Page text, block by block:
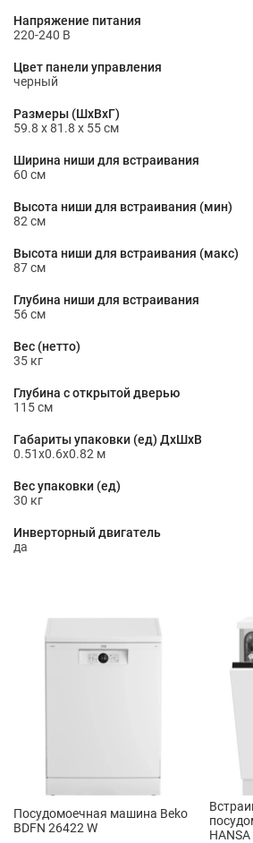
Напряжение питания
220-240 В
Цвет панели управления
черный
Размеры (ШxВxГ)
59.8 x 81.8 x 55 см
Ширина ниши для встраивания
60 см
Высота ниши для встраивания (мин)
82 см
Высота ниши для встраивания (макс)
87 см
Глубина ниши для встраивания
56 см
Вес (нетто)
35 кг
Глубина с открытой дверью
115 см
Габариты упаковки (ед) ДхШхВ
0.51x0.6x0.82 м
Вес упаковки (ед)
30 кг
Инверторный двигатель
да
Посудомоечная машина Beko
BDFN 26422 W